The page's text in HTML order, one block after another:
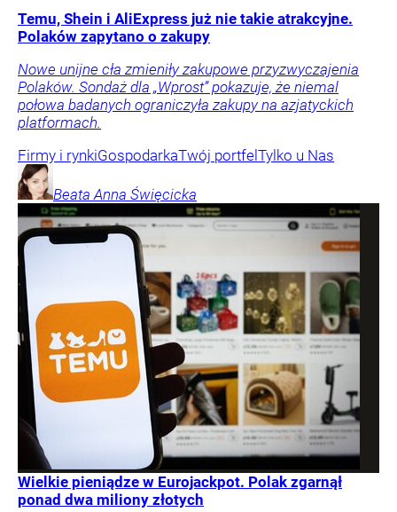
Temu, Shein i AliExpress już nie takie atrakcyjne.
Polaków zapytano o zakupy
Nowe unijne cła zmieniły zakupowe przyzwyczajenia
Polaków. Sondaż dla „Wprost” pokazuje, że niemal
połowa badanych ograniczyła zakupy na azjatyckich
platformach.
Firmy i rynkiGospodarkaTwój portfel Tylko u Nas
Beata Anna Święcicka
Wielkie pieniądze w Eurojackpot. Polak zgarnął
ponad dwa miliony złotych